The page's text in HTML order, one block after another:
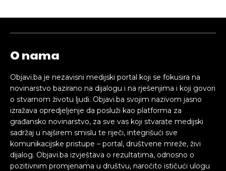
O nama
Objavi.ba je nezavisni medijski portal koji se fokusira na
novinarstvo bazirano na dijalogu i na rješenjima i koji govori
o stvarnom životu ljudi. Objavi.ba svojim nazivom jasno
izražava opredjeljenje da posluži kao platforma za
građansko novinarstvo, za sve vas koji stvarate medijski
sadržaj u najširem smislu te riječi, integrišući sve
komunikacijske pristupe – portal, društvene mreže, živi
dijalog. Objavi.ba izvještava o rezultatima, odnosno o
pozitivnim promjenama u društvu, naročito ističući ulogu